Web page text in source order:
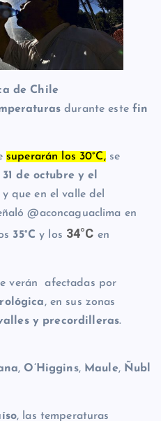
de Chile
durante estefin
superarán los 30°C,se
31 de octubre y el
y que en el valle del
@aconcaguaclima en
35°C y los 34°C en
verán afectadas por
, en sus zonas
y precordilleras.
, O’Higgins, Maule, Ñubl
, las temperaturas